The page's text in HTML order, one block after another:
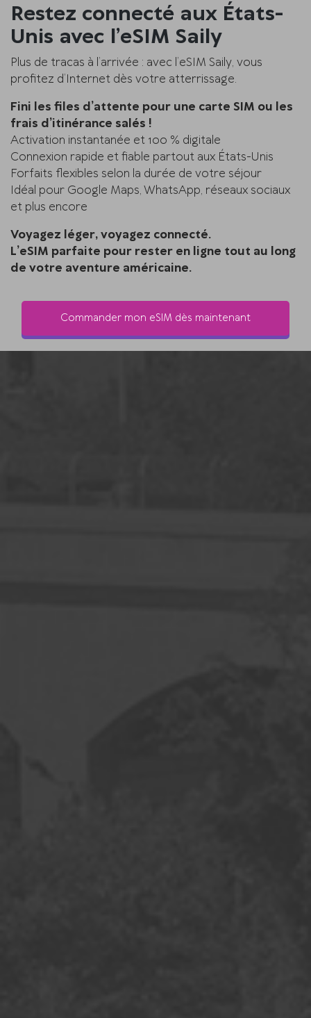
Restez connecté aux États-
Unis avec l’eSIM Saily
Plus de tracas à l’arrivée : avec l’eSIM Saily, vous
profitez d’Internet dès votre atterrissage.
Fini les files d’attente pour une carte SIM ou les
frais d’itinérance salés !
Activation instantanée et 100 % digitale
Connexion rapide et fiable partout aux États-Unis
Forfaits flexibles selon la durée de votre séjour
Idéal pour Google Maps, WhatsApp, réseaux sociaux
et plus encore
Voyagez léger, voyagez connecté.
L’eSIM parfaite pour rester en ligne tout au long
de votre aventure américaine.
Commander mon eSIM dès maintenant